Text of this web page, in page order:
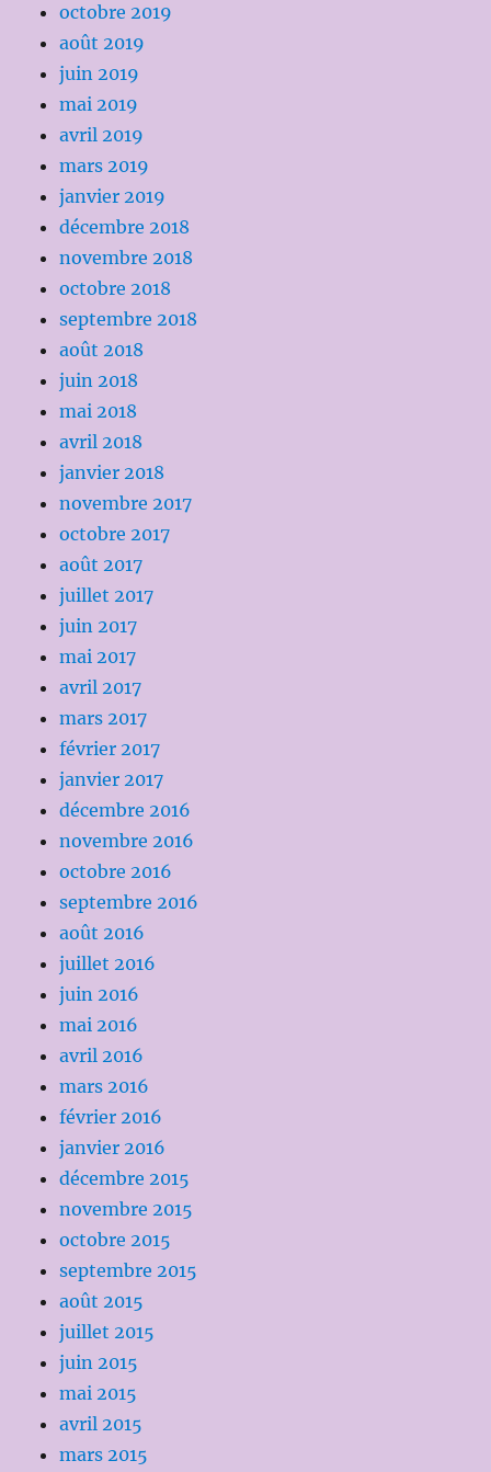
octobre 2019
août 2019
juin 2019
mai 2019
avril 2019
mars 2019
janvier 2019
décembre 2018
novembre 2018
octobre 2018
septembre 2018
août 2018
juin 2018
mai 2018
avril 2018
janvier 2018
novembre 2017
octobre 2017
août 2017
juillet 2017
juin 2017
mai 2017
avril 2017
mars 2017
février 2017
janvier 2017
décembre 2016
novembre 2016
octobre 2016
septembre 2016
août 2016
juillet 2016
juin 2016
mai 2016
avril 2016
mars 2016
février 2016
janvier 2016
décembre 2015
novembre 2015
octobre 2015
septembre 2015
août 2015
juillet 2015
juin 2015
mai 2015
avril 2015
mars 2015